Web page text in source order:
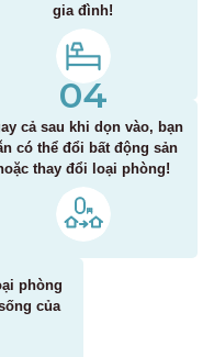
gia đình!
04
cả sau khi dọn vào, bạn
có thể đổi bất động sản
thay đổi loại phòng!
phòng
của